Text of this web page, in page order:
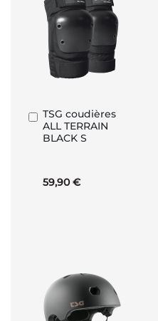
TSG coudières
ALL TERRAIN
BLACK S
59,90 €
Ajouter
au
panier